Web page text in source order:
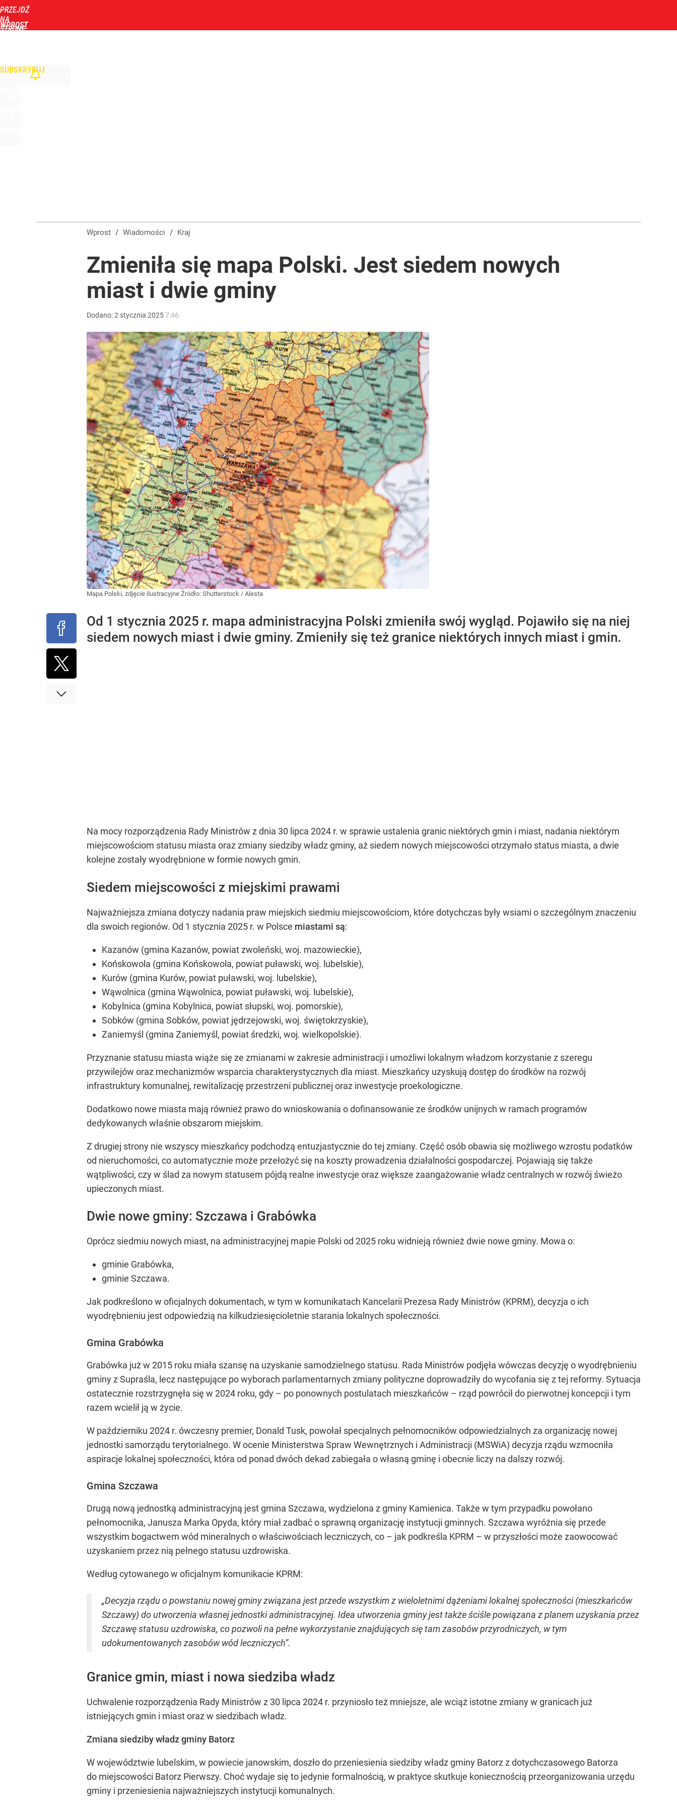
PRZEJDŹ
NA
STRONĘ
WPROST
SUBSKRYBUJ
Wprost / Wiadomości / Kraj
Zmieniła się mapa Polski. Jest siedem nowych
miast i dwie gminy
Dodano:2 stycznia 20257:46
Mapa Polski, zdjęcie ilustracyjne Źródło: Shutterstock / Alesta
Od 1 stycznia 2025 r. mapa administracyjna Polski zmieniła swój wygląd. Pojawiło się na niej
siedem nowych miast i dwie gminy. Zmieniły się też granice niektórych innych miast i gmin.
Na mocy rozporządzenia Rady Ministrów z dnia 30 lipca 2024 r. w sprawie ustalenia granic niektórych gmin i miast, nadania niektórym
miejscowościom statusu miasta oraz zmiany siedziby władz gminy, aż siedem nowych miejscowości otrzymało status miasta, a dwie
kolejne zostały wyodrębnione w formie nowych gmin.
Siedem miejscowości z miejskimi prawami
Najważniejsza zmiana dotyczy nadania praw miejskich siedmiu miejscowościom, które dotychczas były wsiami o szczególnym znaczeniu
dla swoich regionów. Od 1 stycznia 2025 r. w Polsce miastami są:
Kazanów (gmina Kazanów, powiat zwoleński, woj. mazowieckie),
Końskowola (gmina Końskowola, powiat puławski, woj. lubelskie),
Kurów (gmina Kurów, powiat puławski, woj. lubelskie),
Wąwolnica (gmina Wąwolnica, powiat puławski, woj. lubelskie),
Kobylnica (gmina Kobylnica, powiat słupski, woj. pomorskie),
Sobków (gmina Sobków, powiat jędrzejowski, woj. świętokrzyskie),
Zaniemyśl (gmina Zaniemyśl, powiat średzki, woj. wielkopolskie).
Przyznanie statusu miasta wiąże się ze zmianami w zakresie administracji i umożliwi lokalnym władzom korzystanie z szeregu
przywilejów oraz mechanizmów wsparcia charakterystycznych dla miast. Mieszkańcy uzyskują dostęp do środków na rozwój
infrastruktury komunalnej, rewitalizację przestrzeni publicznej oraz inwestycje proekologiczne.
Dodatkowo nowe miasta mają również prawo do wnioskowania o dofinansowanie ze środków unijnych w ramach programów
dedykowanych właśnie obszarom miejskim.
Z drugiej strony nie wszyscy mieszkańcy podchodzą entuzjastycznie do tej zmiany. Część osób obawia się możliwego wzrostu podatków
od nieruchomości, co automatycznie może przełożyć się na koszty prowadzenia działalności gospodarczej. Pojawiają się także
wątpliwości, czy w ślad za nowym statusem pójdą realne inwestycje oraz większe zaangażowanie władz centralnych w rozwój świeżo
upieczonych miast.
Dwie nowe gminy: Szczawa i Grabówka
Oprócz siedmiu nowych miast, na administracyjnej mapie Polski od 2025 roku widnieją również dwie nowe gminy. Mowa o:
gminie Grabówka,
gminie Szczawa.
Jak podkreślono w oficjalnych dokumentach, w tym w komunikatach Kancelarii Prezesa Rady Ministrów (KPRM), decyzja o ich
wyodrębnieniu jest odpowiedzią na kilkudziesięcioletnie starania lokalnych społeczności.
Gmina Grabówka
Grabówka już w 2015 roku miała szansę na uzyskanie samodzielnego statusu. Rada Ministrów podjęła wówczas decyzję o wyodrębnieniu
gminy z Supraśla, lecz następujące po wyborach parlamentarnych zmiany polityczne doprowadziły do wycofania się z tej reformy. Sytuacja
ostatecznie rozstrzygnęła się w 2024 roku, gdy – po ponownych postulatach mieszkańców – rząd powrócił do pierwotnej koncepcji i tym
razem wcielił ją w życie.
W październiku 2024 r. ówczesny premier, Donald Tusk, powołał specjalnych pełnomocników odpowiedzialnych za organizację nowej
jednostki samorządu terytorialnego. W ocenie Ministerstwa Spraw Wewnętrznych i Administracji (MSWiA) decyzja rządu wzmocniła
aspiracje lokalnej społeczności, która od ponad dwóch dekad zabiegała o własną gminę i obecnie liczy na dalszy rozwój.
Gmina Szczawa
Drugą nową jednostką administracyjną jest gmina Szczawa, wydzielona z gminy Kamienica. Także w tym przypadku powołano
pełnomocnika, Janusza Marka Opyda, który miał zadbać o sprawną organizację instytucji gminnych. Szczawa wyróżnia się przede
wszystkim bogactwem wód mineralnych o właściwościach leczniczych, co – jak podkreśla KPRM – w przyszłości może zaowocować
uzyskaniem przez nią pełnego statusu uzdrowiska.
Według cytowanego w oficjalnym komunikacie KPRM:
„Decyzja rządu o powstaniu nowej gminy związana jest przede wszystkim z wieloletnimi dążeniami lokalnej społeczności (mieszkańców
Szczawy) do utworzenia własnej jednostki administracyjnej. Idea utworzenia gminy jest także ściśle powiązana z planem uzyskania przez
Szczawę statusu uzdrowiska, co pozwoli na pełne wykorzystanie znajdujących się tam zasobów przyrodniczych, w tym
udokumentowanych zasobów wód leczniczych”.
Granice gmin, miast i nowa siedziba władz
Uchwalenie rozporządzenia Rady Ministrów z 30 lipca 2024 r. przyniosło też mniejsze, ale wciąż istotne zmiany w granicach już
istniejących gmin i miast oraz w siedzibach władz.
Zmiana siedziby władz gminy Batorz
W województwie lubelskim, w powiecie janowskim, doszło do przeniesienia siedziby władz gminy Batorz z dotychczasowego Batorza
do miejscowości Batorz Pierwszy. Choć wydaje się to jedynie formalnością, w praktyce skutkuje koniecznością przeorganizowania urzędu
gminy i przeniesienia najważniejszych instytucji komunalnych.